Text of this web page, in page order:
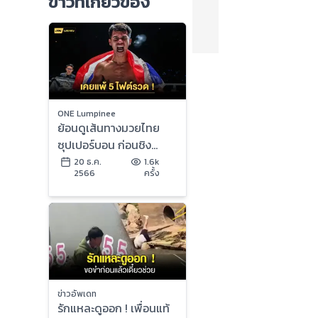
ONE Lumpinee
ย้อนดูเส้นทางมวยไทย
ซุปเปอร์บอน ก่อนชิง
บัลลังก์ “ตะวันฉาย” ศึก
ONE ลุมพินี 46
20 ธ.ค.
2566
1.6k
ครั้ง
ข่าวอัพเดท
รักแหละดูออก ! เพื่อนแท้